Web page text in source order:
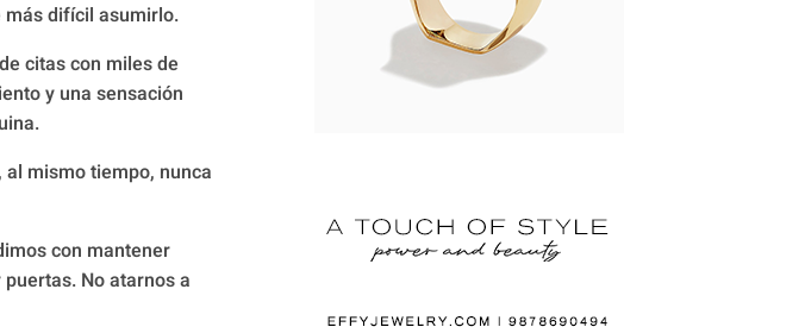
más difícil asumirlo.
citas con miles de
y una sensación
mismo tiempo, nunca
con mantener
No atarnos a